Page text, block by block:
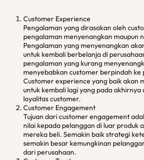
Customer Experience
Pengalaman yang dirasakan oleh
pengalaman menyenangkan maupun
Pengalaman yang menyenangkan
untuk kembali berbelanja di
pengalaman yang kurang
menyebabkan customer berpindah ke
Customer experience yang baik akan
untuk kembali lagi yang pada akhirnya
loyalitas customer.
Customer Engagement
Tujuan dari customer engagement
nilai kepada pelanggan di luar produk
mereka beli. Semakin baik strategi
semakin besar kemungkinan
dari perusahaan.